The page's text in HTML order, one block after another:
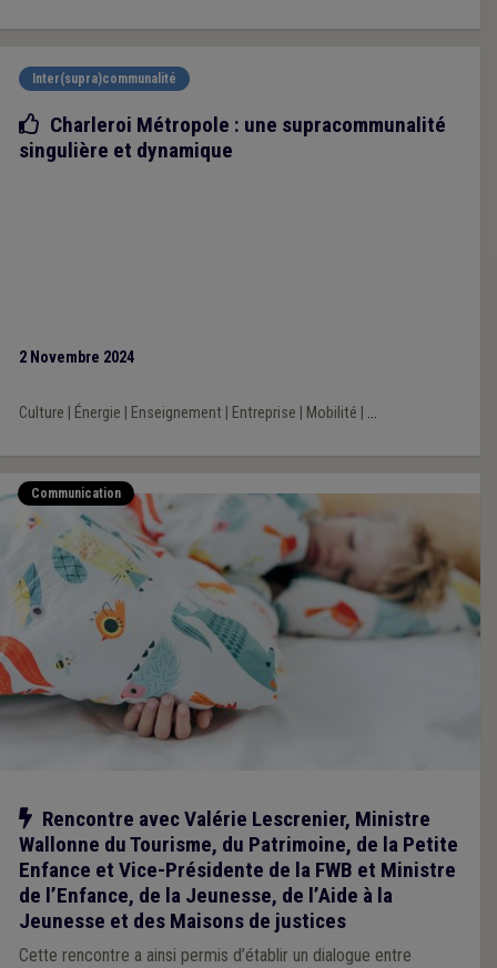
Inter(supra)communalité
Bonne pratique
Charleroi Métropole : une supracommunalité
singulière et dynamique
2 Novembre 2024
Culture Énergie Enseignement| Entreprise Mobilité ...
Communication
Notre action
Rencontre avec Valérie Lescrenier, Ministre
Wallonne du Tourisme, du Patrimoine, de la Petite
Enfance et Vice-Présidente de la FWB et Ministre
de l’Enfance, de la Jeunesse, de l’Aide à la
Jeunesse et des Maisons de justices
Cette rencontre a ainsi permis d’établir un dialogue entre